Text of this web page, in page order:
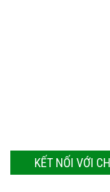
KẾT NỐI VỚI